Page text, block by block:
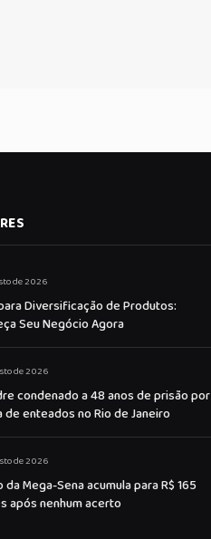
de 2026
Diversificação de Produtos:
Seu Negócio Agora
de 2026
condenado a 48 anos de prisão por
enteados no Rio de Janeiro
de 2026
da Mega-Sena acumula para R$ 165
após nenhum acerto